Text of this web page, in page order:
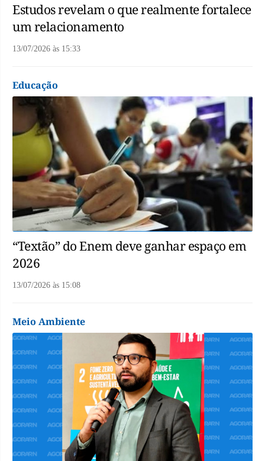
Estudos revelam o que realmente fortalece
um relacionamento
13/07/2026 às 15:33
Educação
“Textão” do Enem deve ganhar espaço em
2026
13/07/2026 às 15:08
Meio Ambiente